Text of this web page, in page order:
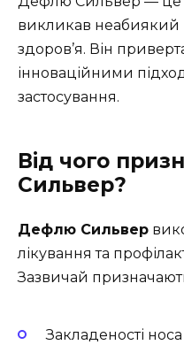
викликав неабиякий
здоров’я. Він
інноваційними
застосування.
Від чого
Сильвер?
Дефлю Сильвер
лікування та
Зазвичай
Закладеності носа